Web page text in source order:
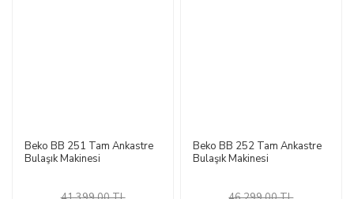
Beko BB 251 Tam Ankastre
Bulaşık Makinesi
Beko BB 252 Tam Ankastre
Bulaşık Makinesi